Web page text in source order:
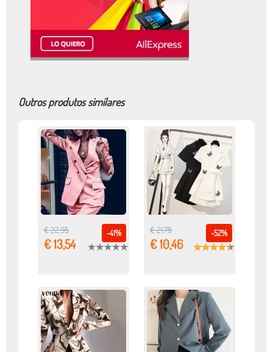
Outros produtos similares
-41%
€ 22,95
€ 13,54
-52%
€ 21,78
€ 10,46